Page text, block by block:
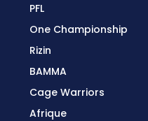
PFL
One Championship
Rizin
BAMMA
Cage Warriors
Afrique